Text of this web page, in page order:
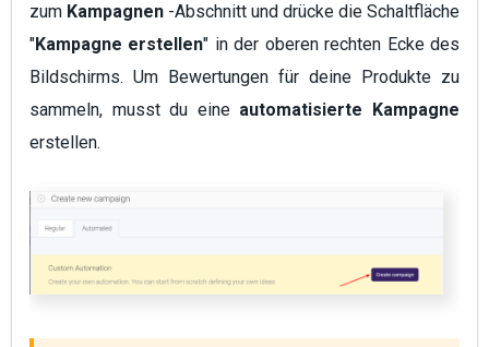
zum Kampagnen -Abschnitt und drücke die Schaltfläche
"Kampagne erstellen" in der oberen rechten Ecke des
Bildschirms. Um Bewertungen für deine Produkte zu
sammeln, musst du eineautomatisierte Kampagne
erstellen.